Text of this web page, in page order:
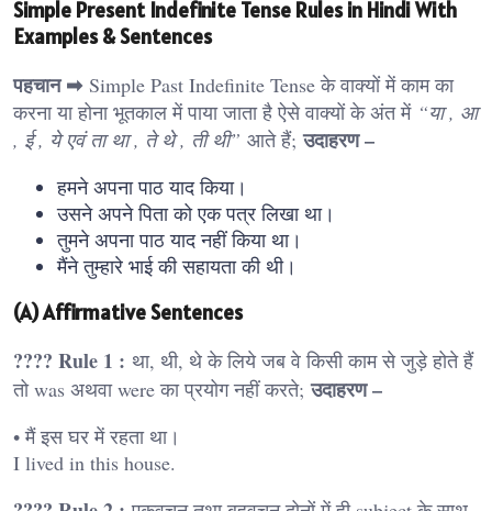
Simple Present Indefinite Tense Rules in Hindi With
Examples & Sentences
पहचान ➡ Simple Past Indefinite Tense के वाक्यों में काम का
करना या होना भूतकाल में पाया जाता है ऐसे वाक्यों के अंत में “या , आ
, ई , ये एवं ता था , ते थे , ती थी” आते हैं;उदाहरण –
हमने अपना पाठ याद किया।
उसने अपने पिता को एक पत्र लिखा था।
तुमने अपना पाठ याद नहीं किया था।
मैंने तुम्हारे भाई की सहायता की थी।
(A) Affirmative Sentences
???? Rule 1 : था, थी, थे के लिये जब वे किसी काम से जुड़े होते हैं
तो was अथवा were का प्रयोग नहीं करते;उदाहरण –
• मैं इस घर में रहता था।
I lived in this house.